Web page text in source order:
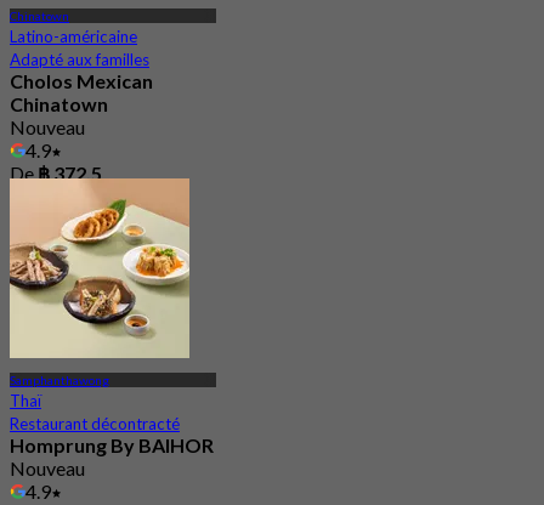
Chinatown
Latino-américaine
Adapté aux familles
Cholos Mexican
Chinatown
Nouveau
4.9
De฿ 372.5
Samphanthawong
Thaï
Restaurant décontracté
Homprung By BAIHOR
Nouveau
4.9